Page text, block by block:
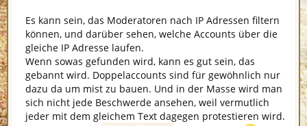
Es kann sein, das Moderatoren nach IP Adressen filtern
können, und darüber sehen, welche Accounts über die
gleiche IP Adresse laufen.
Wenn sowas gefunden wird, kann es gut sein, das
gebannt wird. Doppelaccounts sind für gewöhnlich nur
dazu da um mist zu bauen. Und in der Masse wird man
sich nicht jede Beschwerde ansehen, weil vermutlich
jeder mit dem gleichem Text dagegen protestieren wird.